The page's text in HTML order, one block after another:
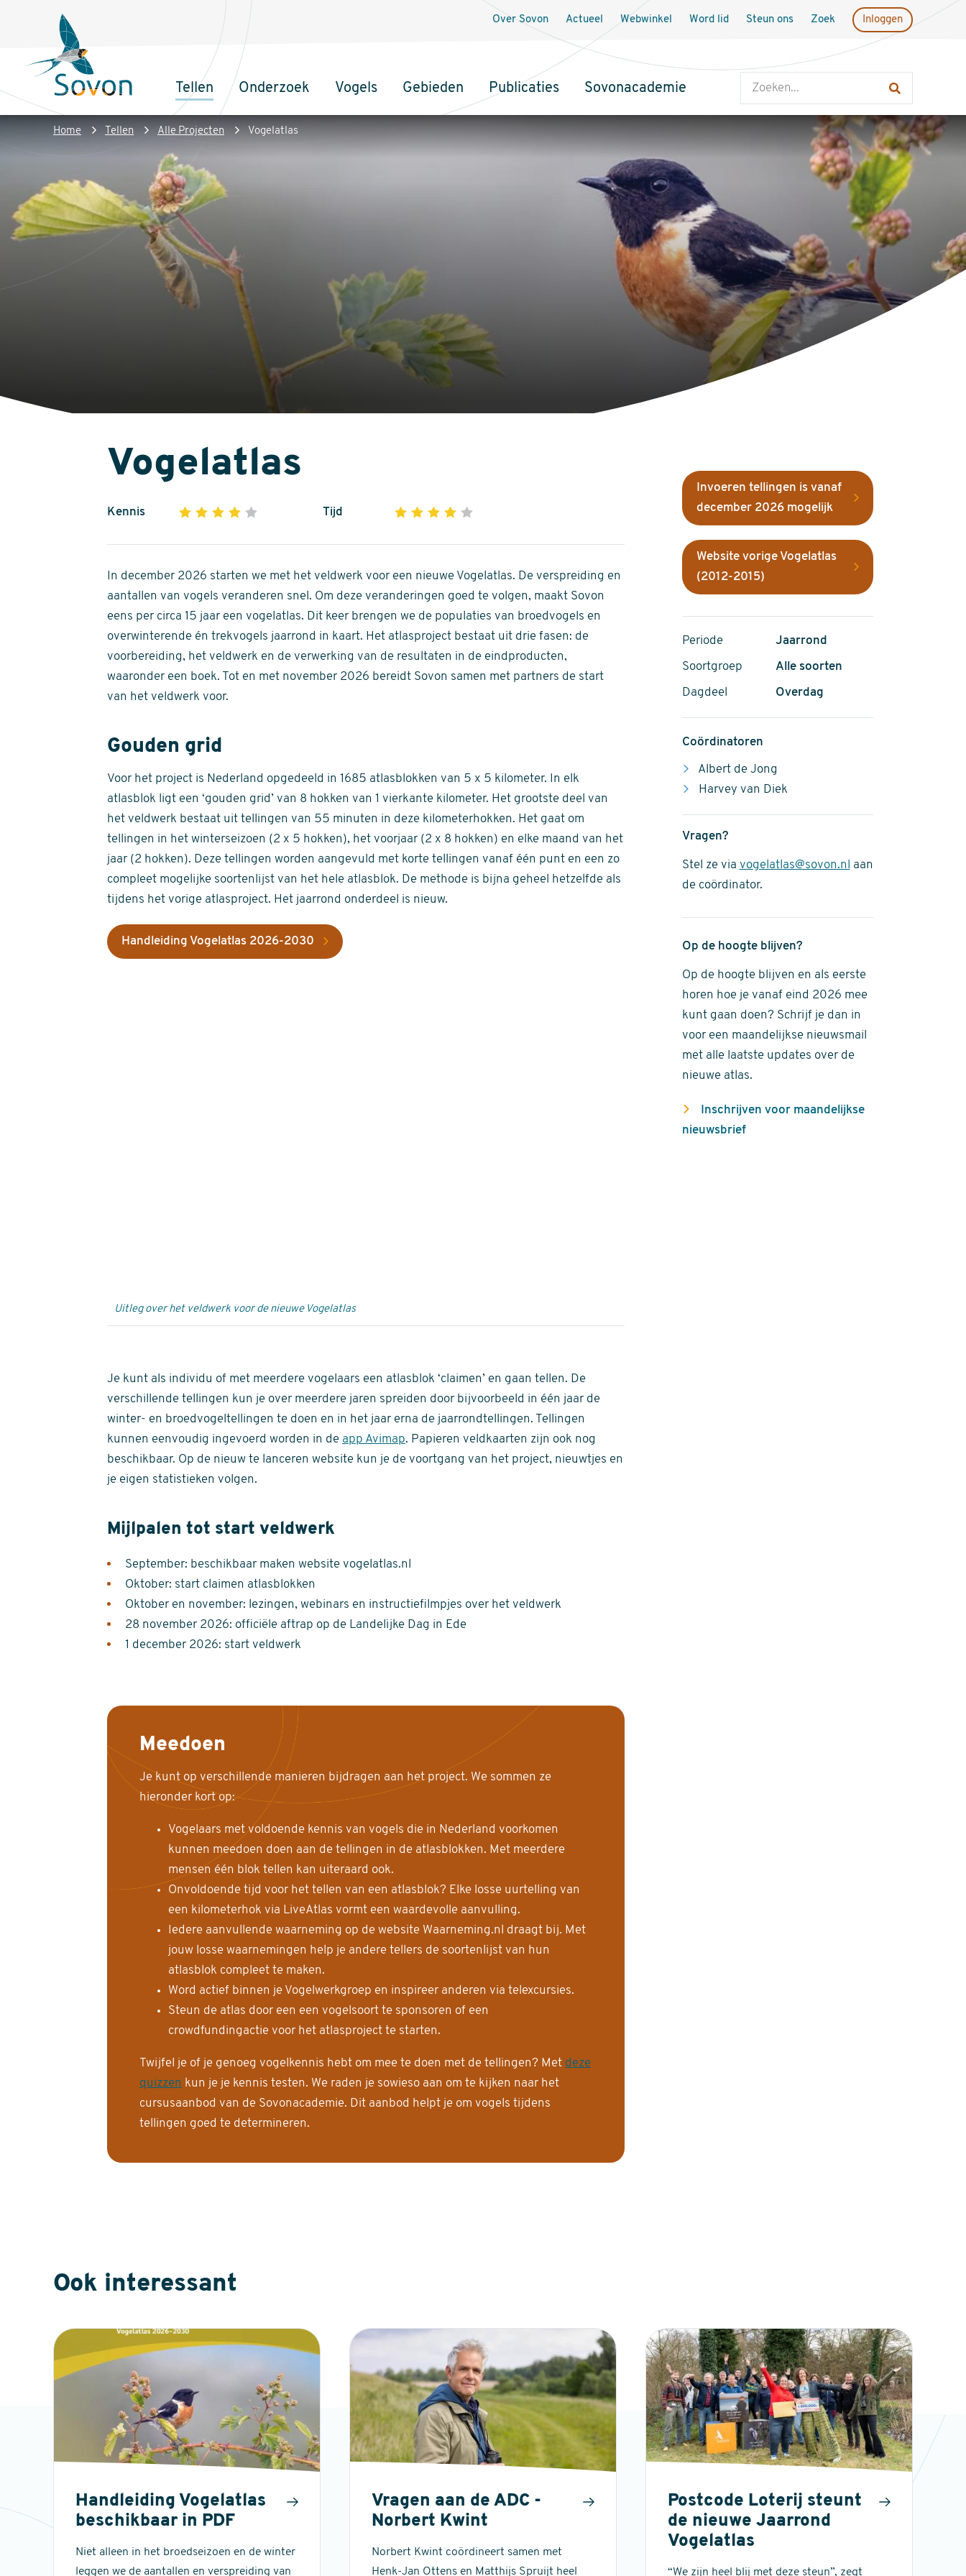
inhoud
Sovon
Homepage
Hoofdnavigatie
Tellen Onderzoek Vogels Gebieden Publicaties Sovonacademie
Over Sovon Actueel Webwinkel Word lid Steun ons Zoek Inloggen
Kruimelpad
Home Tellen Alle Projecten Vogelatlas
Vogelatlas
Kennis 1 2 3 4
of
5
stars
Tijd 1 2 3 4
of
5
stars
In december 2026 starten we met het veldwerk voor een nieuwe Vogelatlas. De verspreiding en
aantallen van vogels veranderen snel. Om deze veranderingen goed te volgen, maakt Sovon
eens per circa 15 jaar een vogelatlas. Dit keer brengen we de populaties van broedvogels en
overwinterende én trekvogels jaarrond in kaart. Het atlasproject bestaat uit drie fasen: de
voorbereiding, het veldwerk en de verwerking van de resultaten in de eindproducten,
waaronder een boek. Tot en met november 2026 bereidt Sovon samen met partners de start
van het veldwerk voor.
Gouden grid
Voor het project is Nederland opgedeeld in 1685 atlasblokken van 5 x 5 kilometer. In elk
atlasblok ligt een ‘gouden grid’ van 8 hokken van 1 vierkante kilometer. Het grootste deel van
het veldwerk bestaat uit tellingen van 55 minuten in deze kilometerhokken. Het gaat om
tellingen in het winterseizoen (2 x 5 hokken), het voorjaar (2 x 8 hokken) en elke maand van het
jaar (2 hokken). Deze tellingen worden aangevuld met korte tellingen vanaf één punt en een zo
compleet mogelijke soortenlijst van het hele atlasblok. De methode is bijna geheel hetzelfde als
tijdens het vorige atlasproject. Het jaarrond onderdeel is nieuw.
Handleiding Vogelatlas 2026-2030
Uitleg over het veldwerk voor de nieuwe Vogelatlas
Je kunt als individu of met meerdere vogelaars een atlasblok ‘claimen’ en gaan tellen. De
verschillende tellingen kun je over meerdere jaren spreiden door bijvoorbeeld in één jaar de
winter- en broedvogeltellingen te doen en in het jaar erna de jaarrondtellingen. Tellingen
kunnen eenvoudig ingevoerd worden in de app Avimap. Papieren veldkaarten zijn ook nog
beschikbaar. Op de nieuw te lanceren website kun je de voortgang van het project, nieuwtjes en
je eigen statistieken volgen.
Mijlpalen tot start veldwerk
September: beschikbaar maken website vogelatlas.nl
Oktober: start claimen atlasblokken
Oktober en november: lezingen, webinars en instructiefilmpjes over het veldwerk
28 november 2026: officiële aftrap op de Landelijke Dag in Ede
1 december 2026: start veldwerk
Meedoen
Je kunt op verschillende manieren bijdragen aan het project. We sommen ze
hieronder kort op:
Vogelaars met voldoende kennis van vogels die in Nederland voorkomen
kunnen meedoen doen aan de tellingen in de atlasblokken. Met meerdere
mensen één blok tellen kan uiteraard ook.
Onvoldoende tijd voor het tellen van een atlasblok? Elke losse uurtelling van
een kilometerhok via LiveAtlas vormt een waardevolle aanvulling.
Iedere aanvullende waarneming op de website Waarneming.nl draagt bij. Met
jouw losse waarnemingen help je andere tellers de soortenlijst van hun
atlasblok compleet te maken.
Word actief binnen je Vogelwerkgroep en inspireer anderen via telexcursies.
Steun de atlas door een een vogelsoort te sponsoren of een
crowdfundingactie voor het atlasproject te starten.
Twijfel je of je genoeg vogelkennis hebt om mee te doen met de tellingen? Met deze
quizzen kun je je kennis testen. We raden je sowieso aan om te kijken naar het
cursusaanbod van de Sovonacademie. Dit aanbod helpt je om vogels tijdens
tellingen goed te determineren.
Invoeren tellingen is vanaf
december 2026 mogelijk
Website vorige Vogelatlas
(2012-2015)
Periode Jaarrond
Soortgroep Alle soorten
Dagdeel Overdag
Coördinatoren
Albert de Jong
Harvey van Diek
Vragen?
Stel ze via vogelatlas@sovon.nl
aan
de coördinator.
Op de hoogte blijven?
Op de hoogte blijven en als eerste
horen hoe je vanaf eind 2026 mee
kunt gaan doen? Schrijf je dan in
voor een maandelijkse nieuwsmail
met alle laatste updates over de
nieuwe atlas.
Inschrijven voor maandelijkse
nieuwsbrief
Ook interessant
Handleiding Vogelatlas
beschikbaar in PDF
Niet alleen in het broedseizoen en de winter
leggen we de aantallen en verspreiding van
Vragen aan de ADC -
Norbert Kwint
Norbert Kwint coördineert samen met
Henk-Jan Ottens en Matthijs Spruijt heel
Postcode Loterij steunt
de nieuwe Jaarrond
Vogelatlas
“We zijn heel blij met deze steun”, zegt